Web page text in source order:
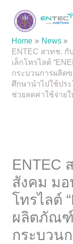
content
Home
News
ENTEC สวทช.
เล็กโทรไลต์
กระบวนการผลิต
ศึกษานำไปใช้ปร
ช่วยลดค่าใช้จ่าย
ENTEC
สังคม มอ
โทรไลต์
ผลิตภัณฑ์
กระบวน